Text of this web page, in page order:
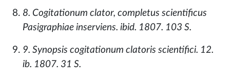
8. Cogitationum clator, completus scientificus
Pasigraphiae inserviens. ibid. 1807. 103 S.
9. Synopsis cogitationum clatoris scientifici. 12.
ib. 1807. 31 S.